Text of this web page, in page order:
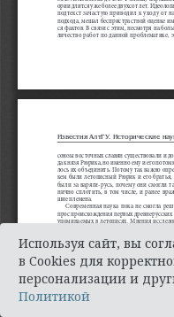
Используя сайт, вы
в Cookies для
персонализации и
Политикой